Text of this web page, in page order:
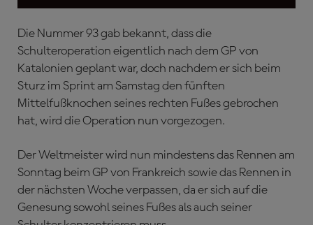
Die Nummer 93 gab bekannt, dass die
Schulteroperation eigentlich nach dem GP von
Katalonien geplant war, doch nachdem er sich beim
Sturz im Sprint am Samstag den fünften
Mittelfußknochen seines rechten Fußes gebrochen
hat, wird die Operation nun vorgezogen.
Der Weltmeister wird nun mindestens das Rennen am
Sonntag beim GP von Frankreich sowie das Rennen in
der nächsten Woche verpassen, da er sich auf die
Genesung sowohl seines Fußes als auch seiner